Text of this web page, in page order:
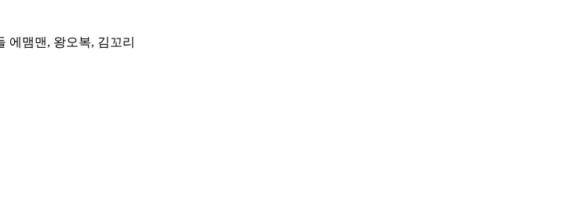
에맴맨, 왕오복, 김꼬리